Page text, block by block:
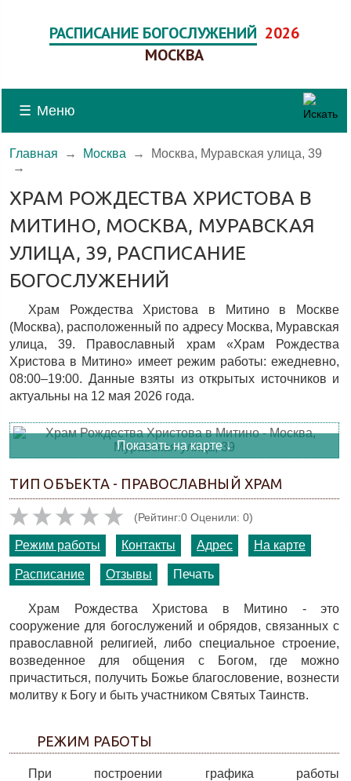
РАСПИСАНИЕ БОГОСЛУЖЕНИЙ 2026
МОСКВА
☰ Меню
Главная → Москва →
Москва, Муравская улица, 39
→
ХРАМ РОЖДЕСТВА ХРИСТОВА В
МИТИНО, МОСКВА, МУРАВСКАЯ
УЛИЦА, 39, РАСПИСАНИЕ
БОГОСЛУЖЕНИЙ
Храм Рождества Христова в Митино в Москве
(Москва), расположенный по адресу Москва, Муравская
улица, 39. Православный храм «Храм Рождества
Христова в Митино» имеет режим работы: ежедневно,
08:00–19:00. Данные взяты из открытых источников и
актуальны на 12 мая 2026 года.
Показать на карте ↓
ТИП ОБЪЕКТА - ПРАВОСЛАВНЫЙ ХРАМ
(Рейтинг:0 Оценили: 0)
Режим работы Контакты Адрес На карте
Расписание Отзывы Печать
Храм Рождества Христова в Митино - это
сооружение для богослужений и обрядов, связанных с
православной религией, либо специальное строение,
возведенное для общения с Богом, где можно
причаститься, получить Божье благословение, вознести
молитву к Богу и быть участником Святых Таинств.
РЕЖИМ РАБОТЫ
При построении графика работы